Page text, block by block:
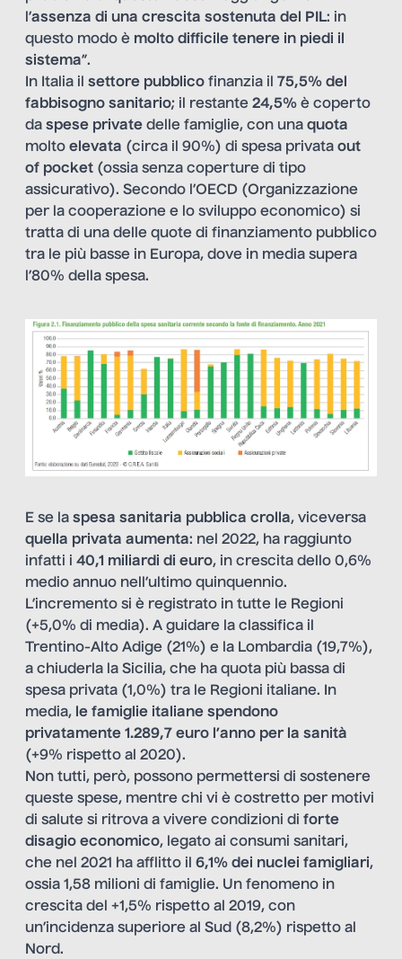
l’assenza di una crescita sostenuta del PIL: in
questo modo è molto difficile tenere in piedi il
sistema”.
In Italia il settore pubblico finanzia il 75,5% del
fabbisogno sanitario; il restante 24,5% è coperto
da spese private delle famiglie, con una quota
molto elevata (circa il 90%) di spesa privata out
of pocket (ossia senza coperture di tipo
assicurativo). Secondo l’OECD (Organizzazione
per la cooperazione e lo sviluppo economico) si
tratta di una delle quote di finanziamento pubblico
tra le più basse in Europa, dove in media supera
l’80% della spesa.
E se la spesa sanitaria pubblica crolla, viceversa
quella privata aumenta: nel 2022, ha raggiunto
infatti i 40,1 miliardi di euro, in crescita dello 0,6%
medio annuo nell’ultimo quinquennio.
L’incremento si è registrato in tutte le Regioni
(+5,0% di media). A guidare la classifica il
Trentino-Alto Adige (21%) e la Lombardia (19,7%),
a chiuderla la Sicilia, che ha quota più bassa di
spesa privata (1,0%) tra le Regioni italiane. In
media, le famiglie italiane spendono
privatamente 1.289,7 euro l’anno per la sanità
(+9% rispetto al 2020).
Non tutti, però, possono permettersi di sostenere
queste spese, mentre chi vi è costretto per motivi
di salute si ritrova a vivere condizioni di forte
disagio economico, legato ai consumi sanitari,
che nel 2021 ha afflitto il 6,1% dei nuclei famigliari,
ossia 1,58 milioni di famiglie. Un fenomeno in
crescita del +1,5% rispetto al 2019, con
un’incidenza superiore al Sud (8,2%) rispetto al
Nord.